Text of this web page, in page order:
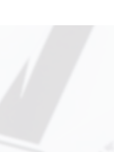
14.12.2015
работу,